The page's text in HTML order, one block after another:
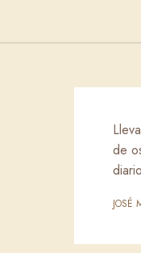
de
JOSÉ